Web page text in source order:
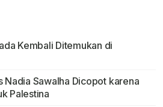
Kembali Ditemukan di
Nadia Sawalha Dicopot karena
Palestina